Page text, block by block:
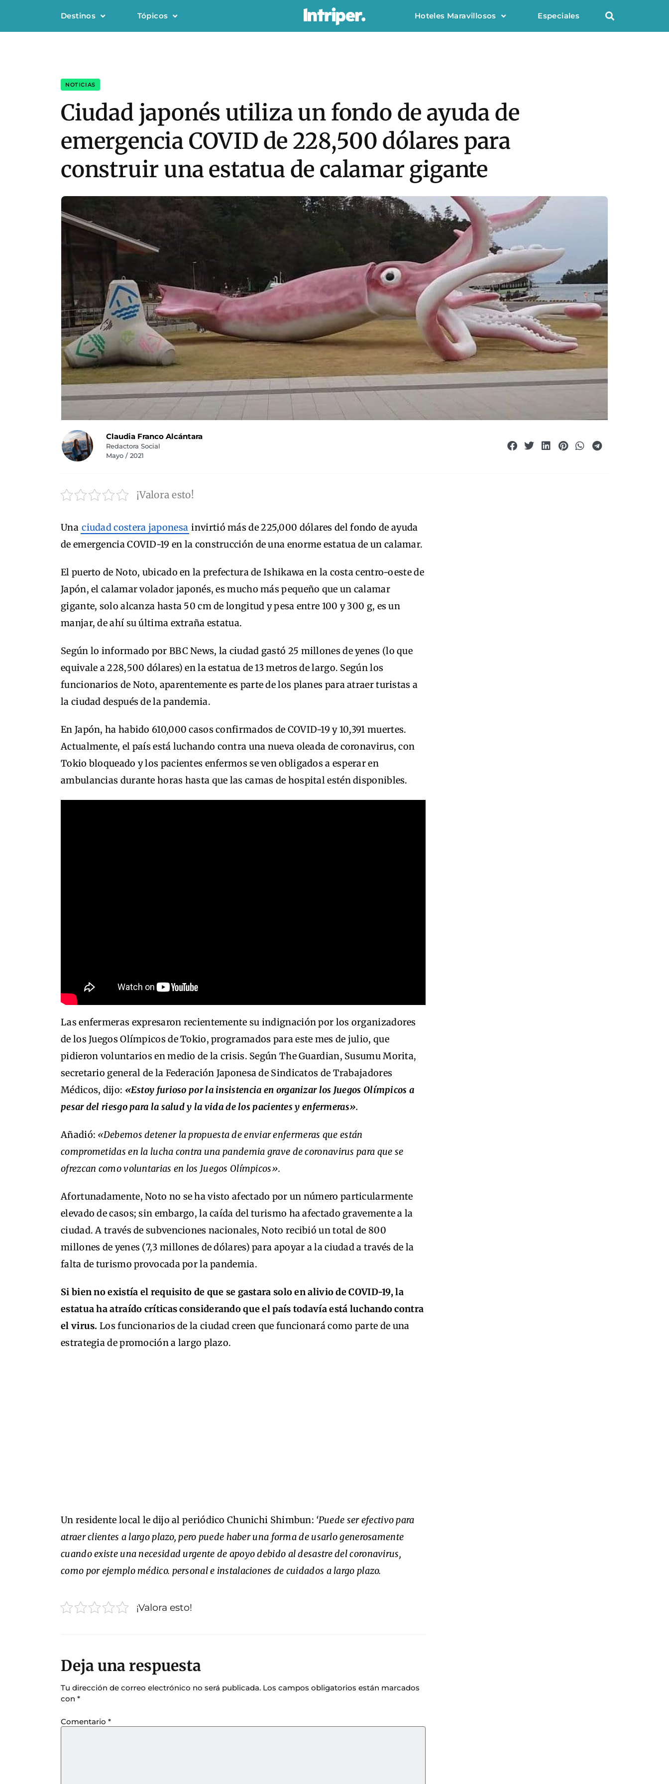
Destinos Tópicos Hoteles Maravillosos Especiales
NOTICIAS
Ciudad japonés utiliza un fondo de ayuda de
emergencia COVID de 228,500 dólares para
construir una estatua de calamar gigante
Claudia Franco Alcántara
Redactora Social
Mayo / 2021
¡Valora esto!
Una ciudad costera japonesa invirtió más de 225,000 dólares del fondo de ayuda
de emergencia COVID-19 en la construcción de una enorme estatua de un calamar.
El puerto de Noto, ubicado en la prefectura de Ishikawa en la costa centro-oeste de
Japón, el calamar volador japonés, es mucho más pequeño que un calamar
gigante, solo alcanza hasta 50 cm de longitud y pesa entre 100 y 300 g, es un
manjar, de ahí su última extraña estatua.
Según lo informado por BBC News, la ciudad gastó 25 millones de yenes (lo que
equivale a 228,500 dólares) en la estatua de 13 metros de largo. Según los
funcionarios de Noto, aparentemente es parte de los planes para atraer turistas a
la ciudad después de la pandemia.
En Japón, ha habido 610,000 casos confirmados de COVID-19 y 10,391 muertes.
Actualmente, el país está luchando contra una nueva oleada de coronavirus, con
Tokio bloqueado y los pacientes enfermos se ven obligados a esperar en
ambulancias durante horas hasta que las camas de hospital estén disponibles.
Las enfermeras expresaron recientemente su indignación por los organizadores
de los Juegos Olímpicos de Tokio, programados para este mes de julio, que
pidieron voluntarios en medio de la crisis. Según The Guardian, Susumu Morita,
secretario general de la Federación Japonesa de Sindicatos de Trabajadores
Médicos, dijo: «Estoy furioso por la insistencia en organizar los Juegos Olímpicos a
pesar del riesgo para la salud y la vida de los pacientes y enfermeras».
Añadió: «Debemos detener la propuesta de enviar enfermeras que están
comprometidas en la lucha contra una pandemia grave de coronavirus para que se
ofrezcan como voluntarias en los Juegos Olímpicos».
Afortunadamente, Noto no se ha visto afectado por un número particularmente
elevado de casos; sin embargo, la caída del turismo ha afectado gravemente a la
ciudad. A través de subvenciones nacionales, Noto recibió un total de 800
millones de yenes (7,3 millones de dólares) para apoyar a la ciudad a través de la
falta de turismo provocada por la pandemia.
Si bien no existía el requisito de que se gastara solo en alivio de COVID-19, la
estatua ha atraído críticas considerando que el país todavía está luchando contra
el virus. Los funcionarios de la ciudad creen que funcionará como parte de una
estrategia de promoción a largo plazo.
Un residente local le dijo al periódico Chunichi Shimbun: ‘Puede ser efectivo para
atraer clientes a largo plazo, pero puede haber una forma de usarlo generosamente
cuando existe una necesidad urgente de apoyo debido al desastre del coronavirus,
como por ejemplo médico. personal e instalaciones de cuidados a largo plazo.
¡Valora esto!
Deja una respuesta
Tu dirección de correo electrónico no será publicada. Los campos obligatorios están marcados
con *
Comentario *